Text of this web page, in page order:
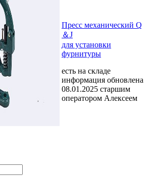
Пресс механический Q
＆J
для установки
фурнитуры
есть на складе
информация обновлена
08.01.2025 старшим
оператором Алексеем